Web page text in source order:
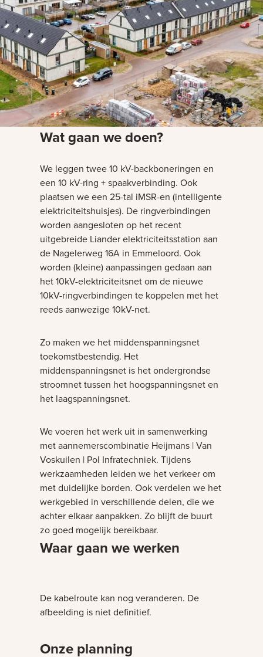
Wat gaan we doen?
We leggen twee 10 kV-backboneringen en
een 10 kV-ring + spaakverbinding. Ook
plaatsen we een 25-tal iMSR-en (intelligente
elektriciteitshuisjes). De ringverbindingen
worden aangesloten op het recent
uitgebreide Liander elektriciteitsstation aan
de Nagelerweg 16A in Emmeloord. Ook
worden (kleine) aanpassingen gedaan aan
het 10kV-elektriciteitsnet om de nieuwe
10kV-ringverbindingen te koppelen met het
reeds aanwezige 10kV-net.
Zo maken we het middenspanningsnet
toekomstbestendig. Het
middenspanningsnet is het ondergrondse
stroomnet tussen het hoogspanningsnet en
het laagspanningsnet.
We voeren het werk uit in samenwerking
met aannemerscombinatie Heijmans | Van
Voskuilen | Pol Infratechniek. Tijdens
werkzaamheden leiden we het verkeer om
met duidelijke borden. Ook verdelen we het
werkgebied in verschillende delen, die we
achter elkaar aanpakken. Zo blijft de buurt
zo goed mogelijk bereikbaar.
Waar gaan we werken
De kabelroute kan nog veranderen. De
afbeelding is niet definitief.
Onze planning